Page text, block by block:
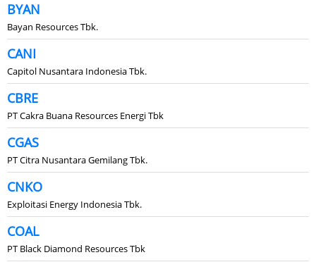
BYAN
Bayan Resources Tbk.
CANI
Capitol Nusantara Indonesia Tbk.
CBRE
PT Cakra Buana Resources Energi Tbk
CGAS
PT Citra Nusantara Gemilang Tbk.
CNKO
Exploitasi Energy Indonesia Tbk.
COAL
PT Black Diamond Resources Tbk